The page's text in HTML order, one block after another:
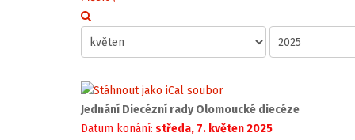
Jednání Diecézní rady Olomoucké diecéze
Datum konání: středa, 7. květen 2025